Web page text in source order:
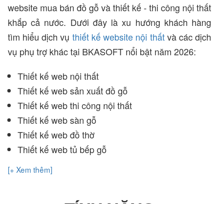
website mua bán đồ gỗ và thiết kế - thi công nội thất
khắp cả nước. Dưới đây là xu hướng khách hàng
tìm hiểu dịch vụ thiết kế website nội thấtvà các dịch
vụ phụ trợ khác tại BKASOFT nổi bật năm 2026:
Thiết kế web nội thất
Thiết kế web sản xuất đồ gỗ
Thiết kế web thi công nội thất
Thiết kế web sàn gỗ
Thiết kế web đồ thờ
Thiết kế web tủ bếp gỗ
[+ Xem thêm]